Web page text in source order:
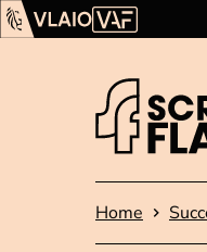
Ga verder naar de inhoud
Vlaams
Startpagina
Home